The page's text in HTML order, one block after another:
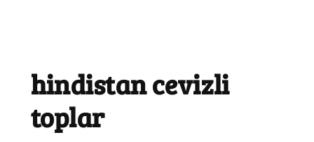
hindistan cevizli
toplar